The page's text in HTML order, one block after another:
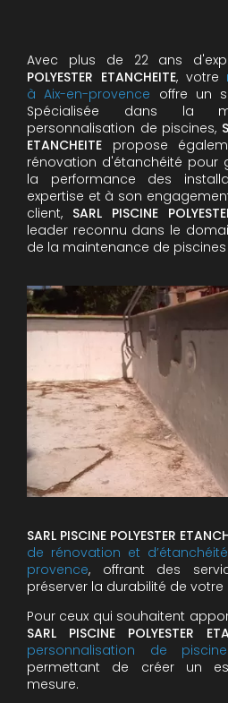
Avec plus de 22 ans
POLYESTER ETANCHEITE, votre
à Aix-en-provence offre un
Spécialisée dans la
personnalisation de piscines,
ETANCHEITE propose
rénovation d'étanchéité pour
la performance des
expertise et à son
client, SARL PISCINE
leader reconnu dans le
de la maintenance de
SARL PISCINE POLYESTER
de rénovation et
provence, offrant des
préserver la durabilité de votre
Pour ceux qui souhaitent
SARL PISCINE POLYESTER
personnalisation de
permettant de créer un
mesure.